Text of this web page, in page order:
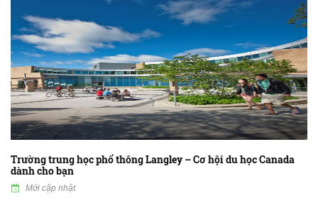
Trường trung học phổ thông Langley – Cơ hội du học Canada
dành cho bạn
Mới cập nhật